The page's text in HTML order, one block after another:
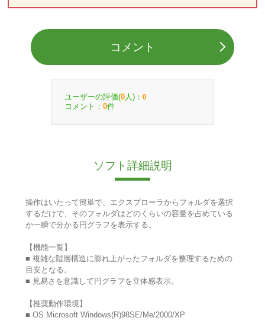
コメント
ユーザーの評価(0 人)： 0
コメント： 0件
ソフト詳細説明
操作はいたって簡単で、エクスプローラからフォルダを選択
するだけで、そのフォルダはどのくらいの容量を占めている
か一瞬で分かる円グラフを表示する。
【機能一覧】
■ 複雑な階層構造に膨れ上がったフォルダを整理するための
目安となる。
■ 見易さを意識して円グラフを立体感表示。
【推奨動作環境】
■ OS Microsoft Windows(R)98SE/Me/2000/XP